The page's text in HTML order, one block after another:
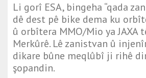
Li gorî ESA, bingeha “qada
dê dest pê bike dema ku
û orbîtera MMO/Mio ya JAXA
Merkûrê. Lê zanistvan û
dikare bûne meqlûbî ji rihê
şopandin.